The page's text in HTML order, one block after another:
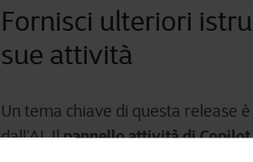
Fornisci ulteriori
sue attività
Un tema chiave di questa release
dall’AI. Ilpannello attività di